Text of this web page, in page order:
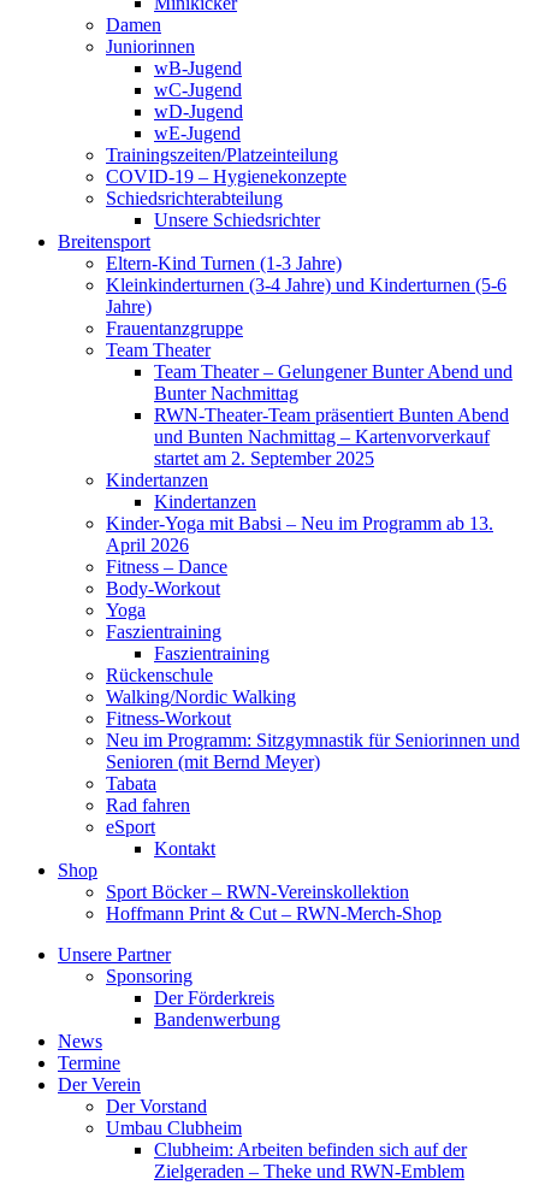
Damen
Juniorinnen
wB-Jugend
wC-Jugend
wD-Jugend
wE-Jugend
Trainingszeiten/Platzeinteilung
COVID-19 – Hygienekonzepte
Schiedsrichterabteilung
Unsere Schiedsrichter
Breitensport
Eltern-Kind Turnen (1-3 Jahre)
Kleinkinderturnen (3-4 Jahre) und Kinderturnen (5-6
Jahre)
Frauentanzgruppe
Team Theater
Team Theater – Gelungener Bunter Abend und
Bunter Nachmittag
RWN-Theater-Team präsentiert Bunten Abend
und Bunten Nachmittag – Kartenvorverkauf
startet am 2. September 2025
Kindertanzen
Kindertanzen
Kinder-Yoga mit Babsi – Neu im Programm ab 13.
April 2026
Fitness – Dance
Body-Workout
Yoga
Faszientraining
Faszientraining
Rückenschule
Walking/Nordic Walking
Fitness-Workout
Neu im Programm: Sitzgymnastik für Seniorinnen und
Senioren (mit Bernd Meyer)
Tabata
Rad fahren
eSport
Kontakt
Shop
Sport Böcker – RWN-Vereinskollektion
Hoffmann Print & Cut – RWN-Merch-Shop
Unsere Partner
Sponsoring
Der Förderkreis
Bandenwerbung
News
Termine
Der Verein
Der Vorstand
Umbau Clubheim
Clubheim: Arbeiten befinden sich auf der
Zielgeraden – Theke und RWN-Emblem